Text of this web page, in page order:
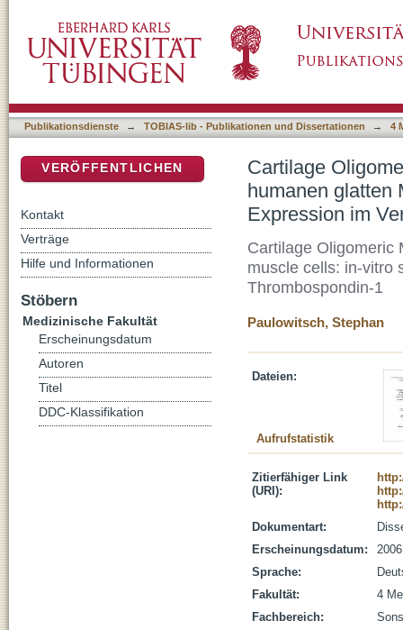
in-vitro Untersuchungen zur Expression im
Publikationsdienste → TOBIAS-lib - Publikationen und Dissertationen → 4
Cartilage
humanen glatten
Expression im
Cartilage Oligomeric
muscle cells: in-vitro
Thrombospondin-1
Paulowitsch, Stephan
Dateien:
Aufrufstatistik
Zitierfähiger Link
(URI):
Dokumentart:
Erscheinungsdatum:
2006
Sprache:
Fakultät:
4
Fachbereich:
VERÖFFENTLICHEN
Kontakt
Verträge
Hilfe und Informationen
Stöbern
Medizinische Fakultät
Erscheinungsdatum
Autoren
Titel
DDC-Klassifikation